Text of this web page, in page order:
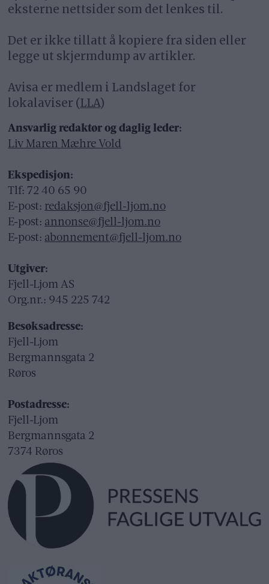
eksterne nettsider som det lenkes til.
Det er ikke tillatt å kopiere fra siden eller
legge ut skjermdump av artikler.
Avisa er medlem i Landslaget for
lokalaviser (LLA)
Ansvarlig redaktør og daglig leder:
Liv Maren Mæhre Vold
Ekspedisjon:
Tlf: 72 40 65 90
E-post: redaksjon@fjell-ljom.no
E-post: annonse@fjell-ljom.no
E-post: abonnement@fjell-ljom.no
Utgiver:
Fjell-Ljom AS
Org.nr.: 945 225 742
Besøksadresse:
Fjell-Ljom
Bergmannsgata 2
Røros
Postadresse:
Fjell-Ljom
Bergmannsgata 2
7374 Røros